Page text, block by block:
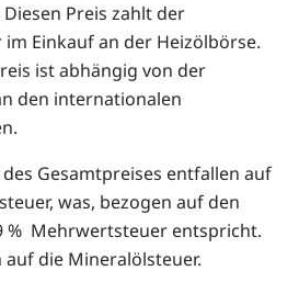
Preis zahlt der
Einkauf an der Heizölbörse.
ist abhängig von der
den internationalen
des Gesamtpreises entfallen auf
was, bezogen auf den
% Mehrwertsteuer entspricht.
auf die Mineralölsteuer.